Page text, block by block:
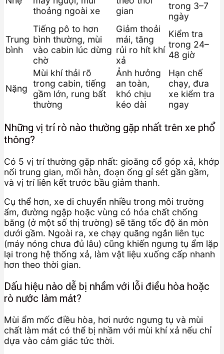
thoảng ngoài xe
gian
trong 3–7
ngày
Trung
bình
Tiếng pô to hơn
bình thường, mùi
vào cabin lúc dừng
chờ
Giảm thoải
mái, tăng
rủi ro hít khí
xả
Kiểm tra
trong 24–
48 giờ
Nặng
Mùi khí thải rõ
trong cabin, tiếng
gầm lớn, rung bất
thường
Ảnh hưởng
an toàn,
khó chịu
kéo dài
Hạn chế
chạy, đưa
xe kiểm tra
ngay
Những vị trí rò nào thường gặp nhất trên xe phổ
thông?
Có 5 vị trí thường gặp nhất: gioăng cổ góp xả, khớp
nối trung gian, mối hàn, đoạn ống gỉ sét gần gầm,
và vị trí liên kết trước bầu giảm thanh.
Cụ thể hơn, xe di chuyển nhiều trong môi trường
ẩm, đường ngập hoặc vùng có hóa chất chống
băng (ở một số thị trường) sẽ tăng tốc độ ăn mòn
dưới gầm. Ngoài ra, xe chạy quãng ngắn liên tục
(máy nóng chưa đủ lâu) cũng khiến ngưng tụ ẩm lặp
lại trong hệ thống xả, làm vật liệu xuống cấp nhanh
hơn theo thời gian.
Dấu hiệu nào dễ bị nhầm với lỗi điều hòa hoặc
rò nước làm mát?
Mùi ẩm mốc điều hòa, hơi nước ngưng tụ và mùi
chất làm mát có thể bị nhầm với mùi khí xả nếu chỉ
dựa vào cảm giác tức thời.